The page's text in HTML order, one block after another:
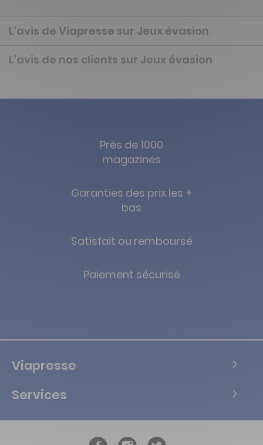
L'avis de Viapresse sur Jeux évasion
L'avis de nos clients sur Jeux évasion
Près de 1000
magazines
Garanties des prix les +
bas
Satisfait ou remboursé
Paiement sécurisé
Viapresse
Services